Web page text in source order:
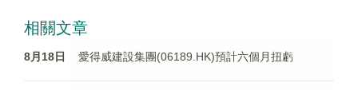
相關文章
8月18日 愛得威建設集團(06189.HK)預計六個月扭虧